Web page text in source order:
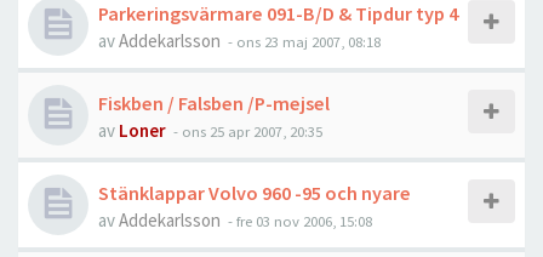
Parkeringsvärmare 091-B/D & Tipdur typ 4
avAddekarlsson - ons 23 maj 2007, 08:18
Fiskben / Falsben /P-mejsel
av Loner - ons 25 apr 2007, 20:35
Stänklappar Volvo 960 -95 och nyare
avAddekarlsson - fre 03 nov 2006, 15:08